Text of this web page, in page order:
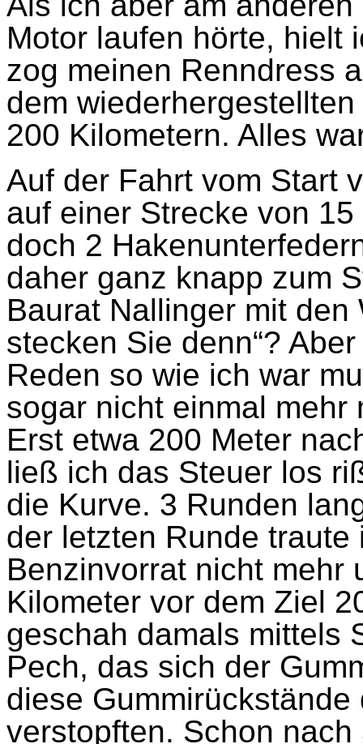
Motor laufen hörte, hielt
zog meinen Renndress
dem
200 Kilometern. Alles
Auf der Fahrt vom Start
auf einer Strecke von
doch 2
daher ganz knapp zum
Baurat Nallinger mit den
stecken Sie denn“?
Reden so wie ich war
sogar nicht einmal mehr
Erst etwa 200 Meter
ließ ich das Steuer los
die Kurve. 3 Runden
der letzten Runde
Benzinvorrat nicht mehr
Kilometer vor dem Ziel
geschah damals mittels
Pech, das sich der
diese
verstopften. Schon